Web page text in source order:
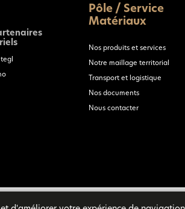
Pôle / Service
Matériaux
Nos produits et services
Notre maillage territorial
Transport et logistique
Nos documents
Nous contacter